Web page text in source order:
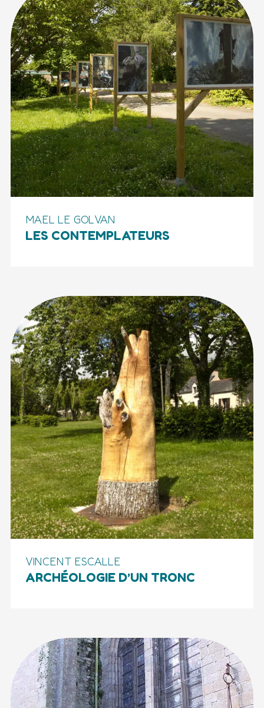
MAEL LE GOLVAN
LES CONTEMPLATEURS
VINCENT ESCALLE
ARCHÉOLOGIE D’UN TRONC